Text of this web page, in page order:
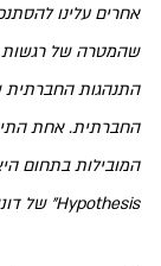
אחרים עלינו
שהמטרה של רגשות
התנהגות
החברתית. אחת
Hypothesis" של דונבר.¹